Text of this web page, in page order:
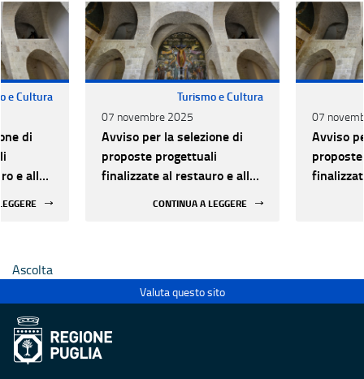
e Cultura
di
e alla
Turismo e Cultura
07 novembre 2025
Avviso per la selezione di
proposte progettuali
finalizzate al restauro e alla
CONTINUA A LEGGERE
07
Avviso
Ascolta
Valuta questo sito